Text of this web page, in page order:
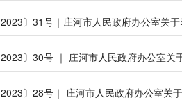
〕30号 ｜ 庄河市人民政府办公室
〕28号｜ 庄河市人民政府办公室关